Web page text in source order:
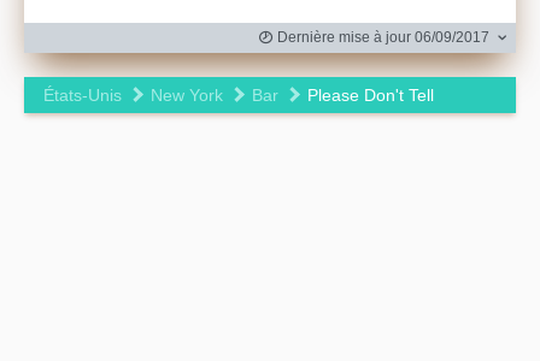
Dernière mise à jour 06/09/2017
États-Unis New York Bar Please Don't Tell